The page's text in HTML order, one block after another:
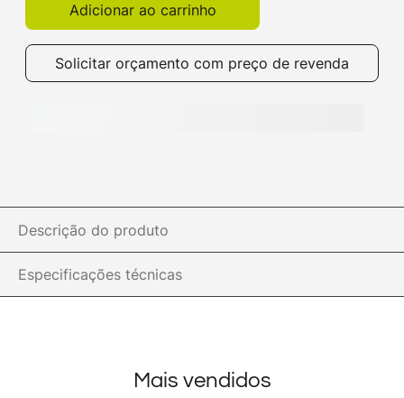
Adicionar ao carrinho
Solicitar orçamento com preço de revenda
Descrição do produto
Especificações técnicas
Mais vendidos